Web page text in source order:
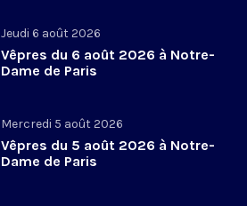
Jeudi 6 août 2026
Vêpres du 6 août 2026 à Notre-
Dame de Paris
Mercredi 5 août 2026
Vêpres du 5 août 2026 à Notre-
Dame de Paris